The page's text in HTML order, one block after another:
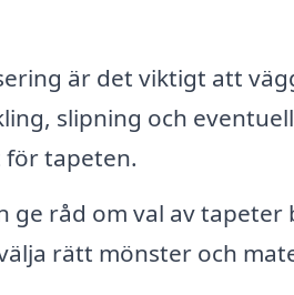
är det viktigt att
slipning och
tapeten.
ge råd om val av tapeter
rätt mönster och